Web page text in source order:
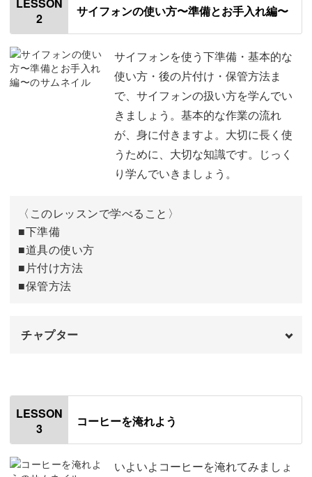
・お手入れ
初心者さんでもスッと理解していただけるよう、一つずつ
サイフォンで味わう紅茶
サイフォンで楽しめるのは、実はコーヒーだけではありま
せん。
今回の講座では、サイフォンを使った紅茶の淹れ方もご紹
介します。
楽しく学んでいきましょう。
サイフォンの歴史について
コーヒーを入れる仕組みについて 03:45
美味しさの魅力について 05:54
06:44
10:31
LESSON
2
サイフォンの使い方〜準備とお手入れ編〜
サイフォンを使う下準備・基本的な
使い方・後の片付け・保管方法ま
で、サイフォンの扱い方を学んでい
きましょう。基本的な作業の流れ
が、身に付きますよ。大切に長く使
うために、大切な知識です。じっく
り学んでいきましょう。
〈このレッスンで学べること〉
■下準備
■道具の使い方
■片付け方法
■保管方法
チャプター
はじめに
使用材料・道具
アルコールランプの下準備の方法 02:43
LESSON
3
コーヒーを淹れよう
いよいよコーヒーを淹れてみましょ